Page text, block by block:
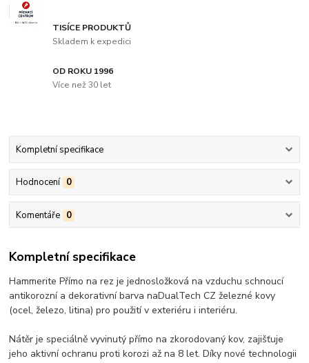
TISÍCE PRODUKTŮ
Skladem k expedici
OD ROKU 1996
Více než 30 let
Kompletní specifikace
Hodnocení 0
Komentáře 0
Kompletní specifikace
Hammerite Přímo na rez je jednosložková na vzduchu schnoucí
antikorozní a dekorativní barva naDualTech CZ železné kovy
(ocel, železo, litina) pro použití v exteriéru i interiéru.
Nátěr je speciálně vyvinutý přímo na zkorodovaný kov, zajišťuje
jeho aktivní ochranu proti korozi až na 8 let. Díky nové technologii